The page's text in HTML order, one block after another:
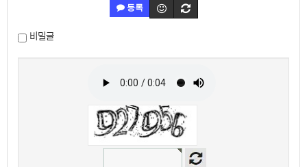
등록
비밀글